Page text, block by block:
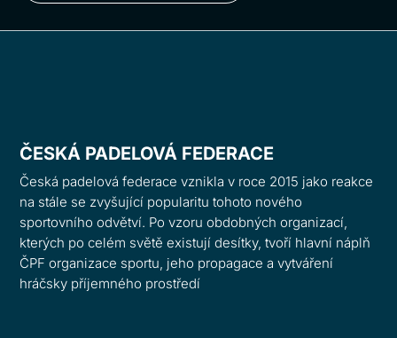
ČESKÁ PADELOVÁ FEDERACE
Česká padelová federace vznikla v roce 2015 jako reakce
na stále se zvyšující popularitu tohoto nového
sportovního odvětví. Po vzoru obdobných organizací,
kterých po celém světě existují desítky, tvoří hlavní náplň
ČPF organizace sportu, jeho propagace a vytváření
hráčsky příjemného prostředí